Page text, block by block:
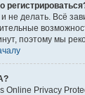
не делать. Всё
поэтому мы
Online Privacy